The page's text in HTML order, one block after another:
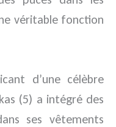
véritable fonction
d’une célèbre
(5) a intégré des
ses vêtements